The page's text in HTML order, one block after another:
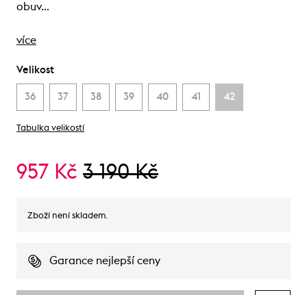
obuv…
více
Velikost
36 37 38 39 40 41 42
Tabulka velikostí
957 Kč 3 190 Kč
Zboží není skladem.
Garance nejlepší ceny